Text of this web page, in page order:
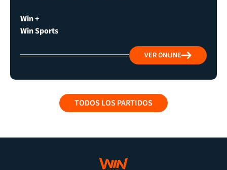
Win +
Win Sports
VER ONLINE
TODOS LOS PARTIDOS